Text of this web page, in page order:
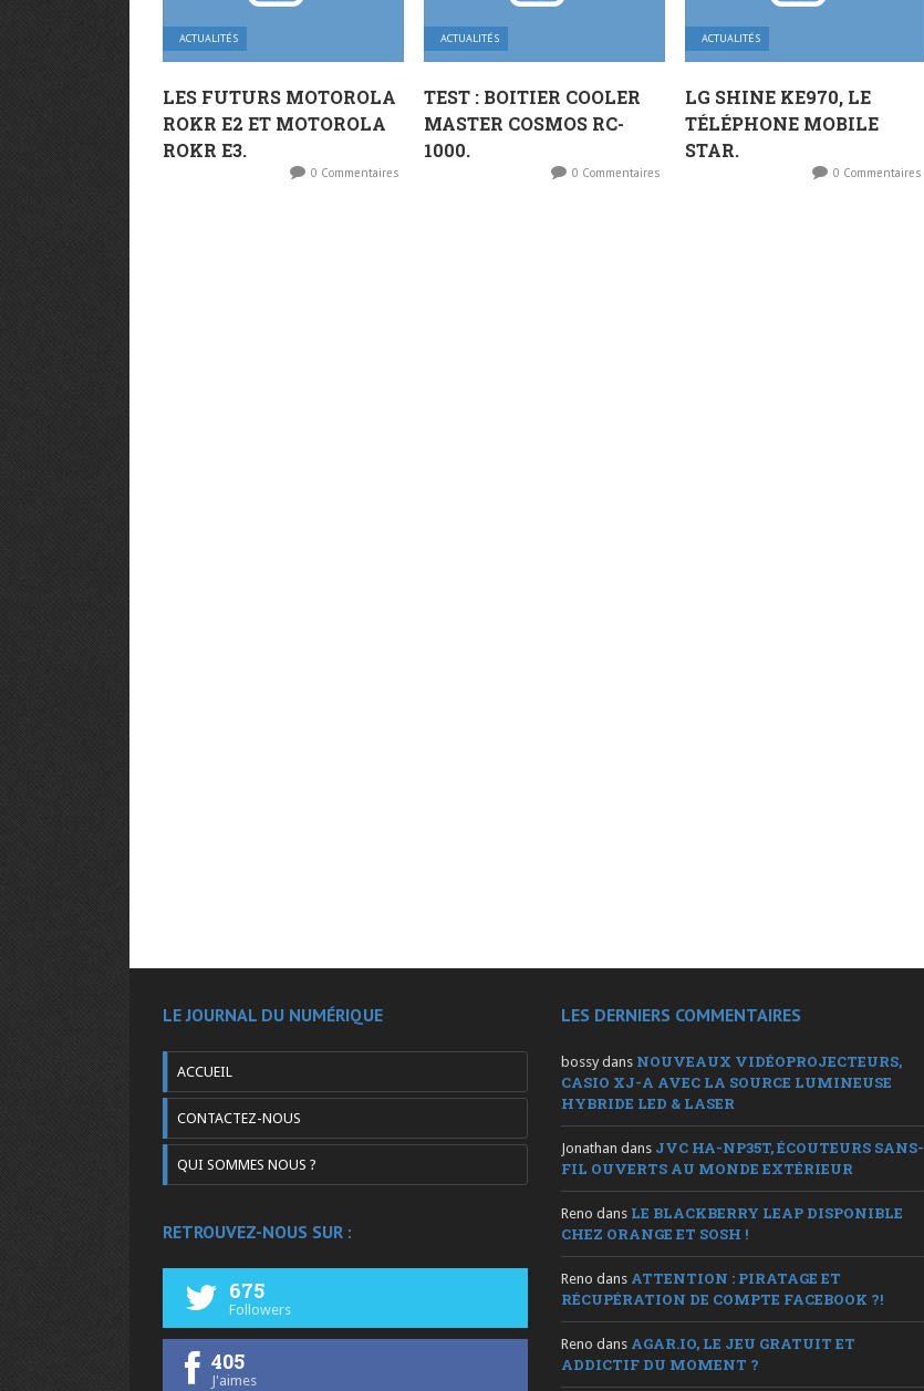
ACTUALITÉS
LES FUTURS MOTOROLA
ROKR E2 ET MOTOROLA
ROKR E3.
0 Commentaires
ACTUALITÉS
TEST : BOITIER COOLER
MASTER COSMOS RC-
1000.
0 Commentaires
ACTUALITÉS
LG SHINE KE970, LE
TÉLÉPHONE MOBILE
STAR.
0 Commentaires
LE JOURNAL DU NUMÉRIQUE
ACCUEIL
CONTACTEZ-NOUS
QUI SOMMES NOUS ?
RETROUVEZ-NOUS SUR :
675
Followers
405
J'aimes
LES DERNIERS COMMENTAIRES
bossy dans NOUVEAUX VIDÉOPROJECTEURS,
CASIO XJ-A AVEC LA SOURCE LUMINEUSE
HYBRIDE LED & LASER
Jonathan dans JVC HA-NP35T, ÉCOUTEURS SANS-
FIL OUVERTS AU MONDE EXTÉRIEUR
Reno dans LE BLACKBERRY LEAP DISPONIBLE
CHEZ ORANGE ET SOSH !
Reno dans ATTENTION : PIRATAGE ET
RÉCUPÉRATION DE COMPTE FACEBOOK ?!
Reno dans AGAR.IO, LE JEU GRATUIT ET
ADDICTIF DU MOMENT ?